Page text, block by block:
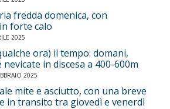
fredda domenica, con
forte calo
2025
ora) il tempo: domani,
in discesa a 400-600m
2025
mite e asciutto, con una breve
in transito tra giovedì e venerdì